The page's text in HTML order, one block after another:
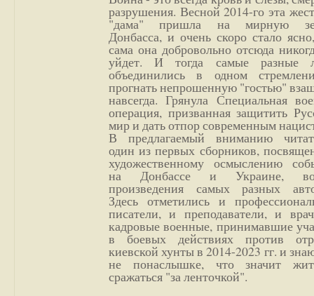
разрушения. Весной 2014-го эта
"дама" пришла на мирную
Донбасса, и очень скоро стало
сама она добровольно отсюда
уйдет. И тогда самые разные
объединились в одном
прогнать непрошенную "гостью"
навсегда. Грянула Специальная
операция, призванная защитить
мир и дать отпор современным
В предлагаемый вниманию
один из первых сборников,
художественному осмыслению
на Донбассе и Украине,
произведения самых разных
Здесь отметились и
писатели, и преподаватели, и
кадровые военные, принимавшие
в боевых действиях против
киевской хунты в 2014-2023 гг. и
не понаслышке, что значит
сражаться "за ленточкой".